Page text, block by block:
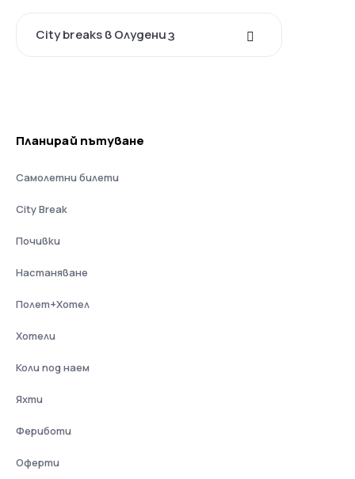
City breaks в Oлудениз
Планирай пътуване
Самолетни билети
City Break
Почивки
Настаняване
Полет+Хотел
Хотели
Коли под наем
Яхти
Фериботи
Оферти